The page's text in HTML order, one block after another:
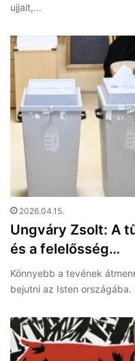
ujjait,…
2026.04.15.
Ungváry Zsolt: A
és a felelősség…
Könnyebb a tevének
bejutni az Isten